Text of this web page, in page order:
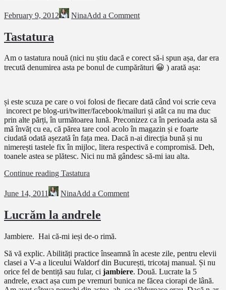
February 9, 2012 NinaAdd a Comment
Tastatura
Am o tastatura nouă (nici nu știu dacă e corect să-i spun așa, dar era
trecută denumirea asta pe bonul de cumpărături 😀 ) arată așa:
și este scuza pe care o voi folosi de fiecare dată când voi scrie ceva
incorect pe blog-uri/twitter/facebook/mailuri și atât ca nu ma duc
prin alte părți, în următoarea lună. Preconizez ca în perioada asta să
mă învăț cu ea, că părea tare cool acolo în magazin și e foarte
ciudată odată așezată în fața mea. Dacă n-ai direcția bună și nu
nimerești tastele fix în mijloc, litera respectivă e compromisă. Deh,
toanele astea se plătesc. Nici nu mă gândesc să-mi iau alta.
Continue reading Tastatura
June 14, 2011 NinaAdd a Comment
Lucrăm la andrele
Jambiere. Hai că-mi ieși de-o rimă.
Să vă explic. Abilități practice înseamnă în aceste zile, pentru elevii
clasei a V-a a liceului Waldorf din București, tricotaj manual. Și nu
orice fel de bentiță sau fular, ci jambiere. Două. Lucrate la 5
andrele, exact așa cum pe vremuri bunica ne făcea ciorapi de lână.